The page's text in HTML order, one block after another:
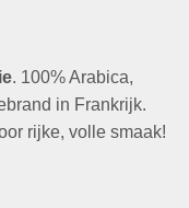
. 100% Arabica,
in Frankrijk.
rijke, volle smaak!